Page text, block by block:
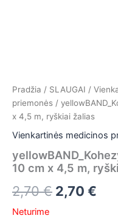
Pradžia / SLAUGAI /
priemonės /
x 4,5 m, ryškiai žalias
Vienkartinės medicinos
10 cm x 4,5 m,
2,70€ 2,70 €
Neturime